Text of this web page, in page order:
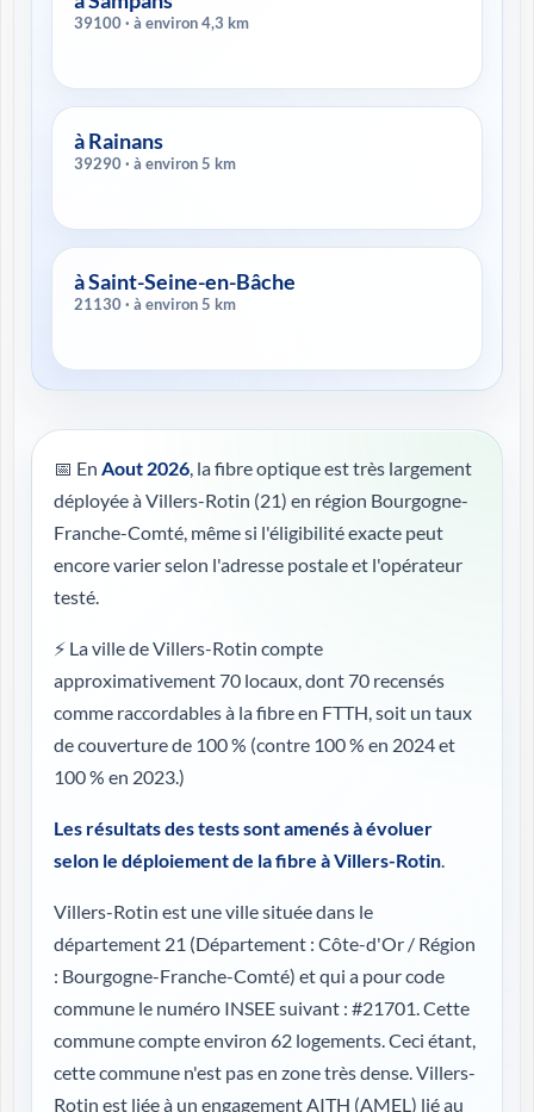
39100 · à environ 4,3 km
à Rainans
39290 · à environ 5 km
à Saint-Seine-en-Bâche
21130 · à environ 5 km
📅 En Aout 2026, la fibre optique est très largement
déployée à Villers-Rotin (21) en région Bourgogne-
Franche-Comté, même si l'éligibilité exacte peut
encore varier selon l'adresse postale et l'opérateur
testé.
⚡ La ville de Villers-Rotin compte
approximativement 70 locaux, dont 70 recensés
comme raccordables à la fibre en FTTH, soit un taux
de couverture de 100 % (contre 100 % en 2024 et
100 % en 2023.)
Les résultats des tests sont amenés à évoluer
selon le déploiement de la fibre à Villers-Rotin.
Villers-Rotin est une ville située dans le
département 21 (Département : Côte-d'Or / Région
: Bourgogne-Franche-Comté) et qui a pour code
commune le numéro INSEE suivant : #21701. Cette
commune compte environ 62 logements. Ceci étant,
cette commune n'est pas en zone très dense. Villers-
Rotin est liée à un engagement AITH (AMEL) lié au